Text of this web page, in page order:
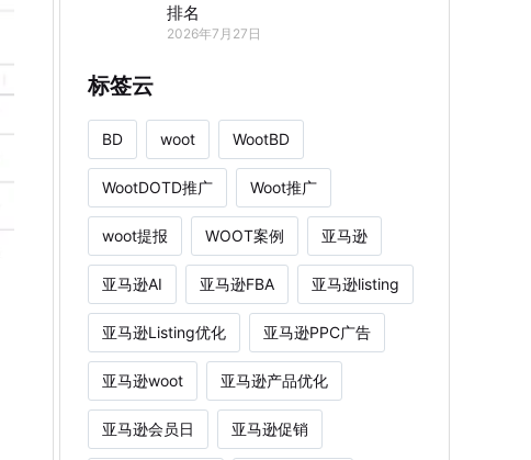
排名
2026年7月27日
标签云
BD woot WootBD
WootDOTD推广 Woot推广
woot提报 WOOT案例 亚马逊
亚马逊AI 亚马逊FBA 亚马逊listing
亚马逊Listing优化 亚马逊PPC广告
亚马逊woot 亚马逊产品优化
亚马逊会员日 亚马逊促销